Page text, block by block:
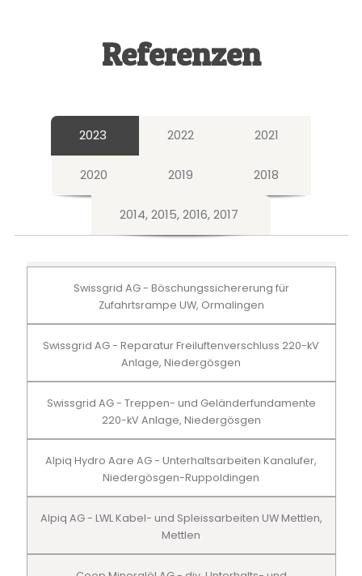
Referenzen
2023 2022 2021
2020 2019 2018
2014, 2015, 2016, 2017
Swissgrid AG - Böschungssichererung für
Zufahrtsrampe UW, Ormalingen
Swissgrid AG - Reparatur Freiluftenverschluss 220-kV
Anlage, Niedergösgen
Swissgrid AG - Treppen- und Geländerfundamente
220-kV Anlage, Niedergösgen
Alpiq Hydro Aare AG - Unterhaltsarbeiten Kanalufer,
Niedergösgen-Ruppoldingen
Alpiq AG - LWL Kabel- und Spleissarbeiten UW Mettlen,
Mettlen